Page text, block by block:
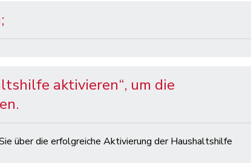
aktivieren“, um die
über die erfolgreiche Aktivierung der Haushaltshilfe